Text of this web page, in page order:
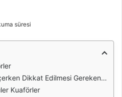
süresi
Dikkat Edilmesi Gerekenler
Kuaförler